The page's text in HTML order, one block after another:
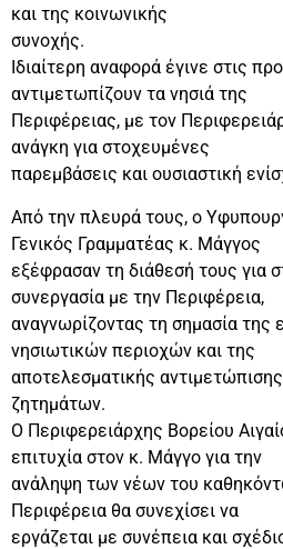
και της κοινωνικής
συνοχής.
Ιδιαίτερη αναφορά έγινε στις
αντιμετωπίζουν τα νησιά της
Περιφέρειας, με τον
ανάγκη για στοχευμένες
παρεμβάσεις και ουσιαστική
Από την πλευρά τους, ο
Γενικός Γραμματέας κ. Μάγγος
εξέφρασαν τη διάθεσή τους για
συνεργασία με την Περιφέρεια,
αναγνωρίζοντας τη σημασία της
νησιωτικών περιοχών και της
αποτελεσματικής
ζητημάτων.
Ο Περιφερειάρχης Βορείου
επιτυχία στον κ. Μάγγο για την
ανάληψη των νέων του
Περιφέρεια θα συνεχίσει να
εργάζεται με συνέπεια και